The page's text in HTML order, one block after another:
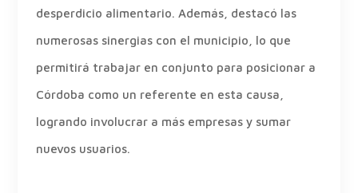
desperdicio alimentario. Además, destacó las
numerosas sinergias con el municipio, lo que
permitirá trabajar en conjunto para posicionar a
Córdoba como un referente en esta causa,
logrando involucrar a más empresas y sumar
nuevos usuarios.